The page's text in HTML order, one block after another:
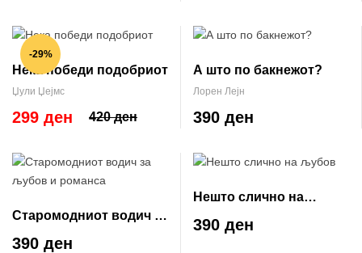
-29%
Нека победи подобриот
Џули Џејмс
420 ден
299 ден
А што по бакнежот?
Лорен Лејн
390 ден
Старомодниот водич за
љубов и романса
390 ден
Нешто слично на
љубов
390 ден